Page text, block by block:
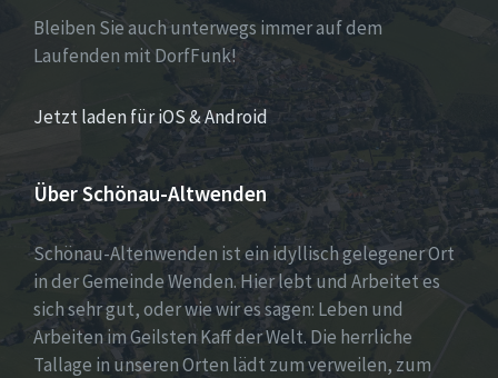
Bleiben Sie auch unterwegs immer auf dem
Laufenden mit DorfFunk!
Jetzt laden für iOS & Android
Über Schönau-Altwenden
Schönau-Altenwenden ist ein idyllisch gelegener Ort
in der Gemeinde Wenden. Hier lebt und Arbeitet es
sich sehr gut, oder wie wir es sagen: Leben und
Arbeiten im Geilsten Kaff der Welt. Die herrliche
Tallage in unseren Orten lädt zum verweilen, zum